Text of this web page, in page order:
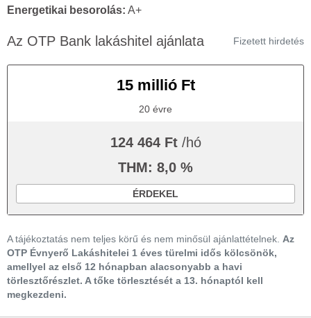
Energetikai besorolás: A+
Az OTP Bank lakáshitel ajánlata Fizetett hirdetés
15 millió Ft
20 évre
124 464 Ft /hó
THM: 8,0 %
ÉRDEKEL
A tájékoztatás nem teljes körű és nem minősül ajánlattételnek. Az
OTP Évnyerő Lakáshitelei 1 éves türelmi idős kölcsönök,
amellyel az első 12 hónapban alacsonyabb a havi
törlesztőrészlet. A tőke törlesztését a 13. hónaptól kell
megkezdeni.